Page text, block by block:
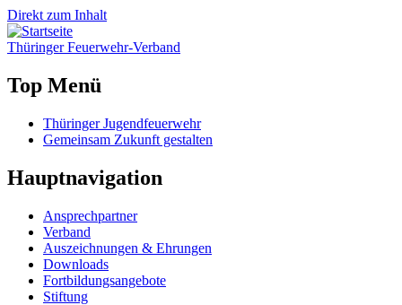
Direkt zum Inhalt
ThüringerFeuerwehr-Verband
Top Menü
Thüringer Jugendfeuerwehr
Gemeinsam Zukunft gestalten
Hauptnavigation
Ansprechpartner
Verband
Auszeichnungen & Ehrungen
Downloads
Fortbildungsangebote
Stiftung